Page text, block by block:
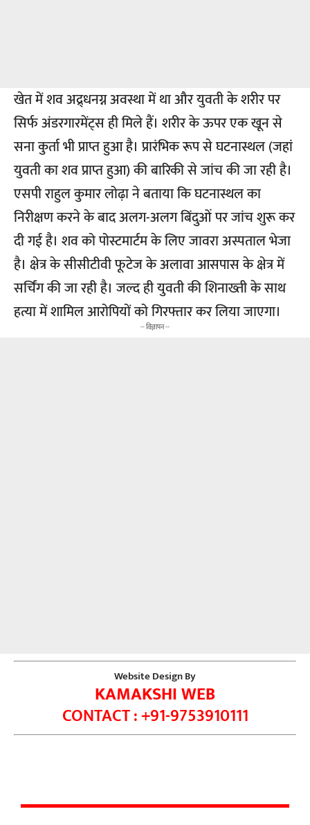
खेत में शव अद्र्धनग्न अवस्था में था और युवती के शरीर पर
सिर्फ अंडरगारमेंट्स ही मिले हैं। शरीर के ऊपर एक खून से
सना कुर्ता भी प्राप्त हुआ है। प्रारंभिक रूप से घटनास्थल (जहां
युवती का शव प्राप्त हुआ) की बारिकी से जांच की जा रही है।
एसपी राहुल कुमार लोढ़ा ने बताया कि घटनास्थल का
निरीक्षण करने के बाद अलग-अलग बिंदुओं पर जांच शुरू कर
दी गई है। शव को पोस्टमार्टम के लिए जावरा अस्पताल भेजा
है। क्षेत्र के सीसीटीवी फूटेज के अलावा आसपास के क्षेत्र में
सर्चिंग की जा रही है। जल्द ही युवती की शिनाख्ती के साथ
हत्या में शामिल आरोपियों को गिरफ्तार कर लिया जाएगा।
-- विज्ञापन --
Website Design By
KAMAKSHI WEB
CONTACT : +91-9753910111